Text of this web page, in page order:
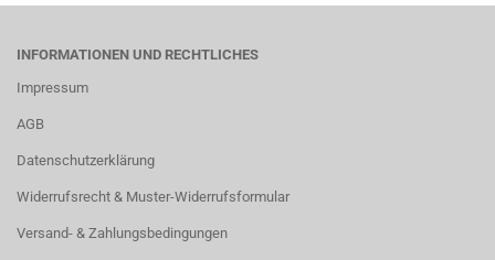
INFORMATIONEN UND RECHTLICHES
Impressum
AGB
Datenschutzerklärung
Widerrufsrecht & Muster-Widerrufsformular
Versand- & Zahlungsbedingungen